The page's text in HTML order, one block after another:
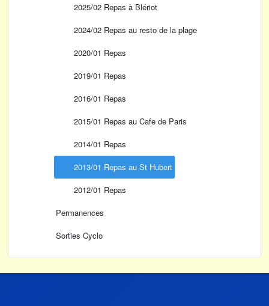
2025/02 Repas à Blériot
2024/02 Repas au resto de la plage
2020/01 Repas
2019/01 Repas
2016/01 Repas
2015/01 Repas au Cafe de Paris
2014/01 Repas
2013/01 Repas au St Hubert
2012/01 Repas
Permanences
Sorties Cyclo